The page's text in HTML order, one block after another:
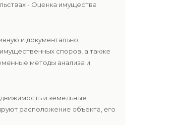
- Оценка имущества
и документально
споров, а также
методы анализа и
и земельные
расположение объекта, его